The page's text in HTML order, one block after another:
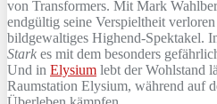
von Transformers. Mit Mark
endgültig seine Verspieltheit
bildgewaltiges Highend-Spektakel.
Stark es mit dem besonders
Und in Elysium lebt der Wohlstand
Raumstation Elysium, während auf